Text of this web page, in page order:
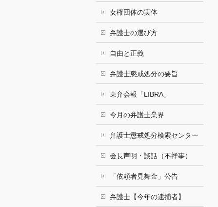
女権団体の実体
弁護士の選び方
自由と正義
弁護士懲戒処分の要旨
東弁会報「LIBRA」
今月の弁護士業界
弁護士懲戒処分検索センター
会長声明・談話（不祥事）
「依頼者見舞金」公告
弁護士【今年の逮捕者】